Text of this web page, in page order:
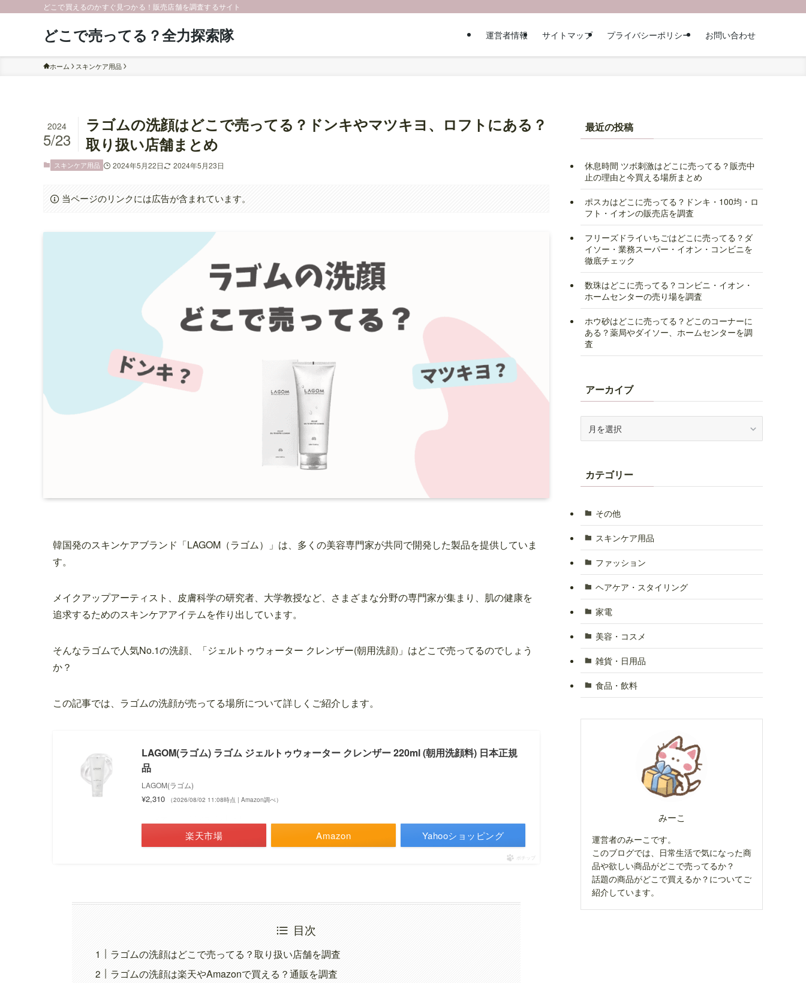
どこで買えるのかすぐ見つかる！販売店舗を調査するサイト
どこで売ってる？全力探索隊 運営者情報 サイトマップ プライバシーポリシー お問い合わせ
ホーム スキンケア用品
ラゴムの洗顔はどこで売ってる？ドンキやマツキヨ、ロフトにある？
取り扱い店舗まとめ
2024
5/23
スキンケア用品 2024年5月22日 2024年5月23日
当ページのリンクには広告が含まれています。
韓国発のスキンケアブランド「LAGOM（ラゴム）」は、多くの美容専門家が共同で開発した製品を提供していま
す。
メイクアップアーティスト、皮膚科学の研究者、大学教授など、さまざまな分野の専門家が集まり、肌の健康を
追求するためのスキンケアアイテムを作り出しています。
そんなラゴムで人気No.1の洗顔、「ジェルトゥウォーター クレンザー(朝用洗顔)」はどこで売ってるのでしょう
か？
この記事では、ラゴムの洗顔が売ってる場所について詳しくご紹介します。
LAGOM(ラゴム) ラゴム ジェルトゥウォーター クレンザー 220ml (朝用洗顔料) 日本正規
品
LAGOM(ラゴム)
¥2,310 （2026/08/02 11:08時点 | Amazon調べ）
Amazon
楽天市場 Yahooショッピング
ポチップ
目次
ラゴムの洗顔はどこで売ってる？取り扱い店舗を調査
ラゴムの洗顔は楽天やAmazonで買える？通販を調査
最近の投稿
休息時間 ツボ刺激はどこに売ってる？販売中
止の理由と今買える場所まとめ
ポスカはどこに売ってる？ドンキ・100均・ロ
フト・イオンの販売店を調査
フリーズドライいちごはどこに売ってる？ダ
イソー・業務スーパー・イオン・コンビニを
徹底チェック
数珠はどこに売ってる？コンビニ・イオン・
ホームセンターの売り場を調査
ホウ砂はどこに売ってる？どこのコーナーに
ある？薬局やダイソー、ホームセンターを調
査
アーカイブ
ブカテゴリー
その他
スキンケア用品
ファッション
ヘアケア・スタイリング
家電
美容・コスメ
雑貨・日用品
食品・飲料
みーこ
運営者のみーこです。
このブログでは、日常生活で気になった商
品や欲しい商品がどこで売ってるか？
話題の商品がどこで買えるか？についてご
紹介しています。